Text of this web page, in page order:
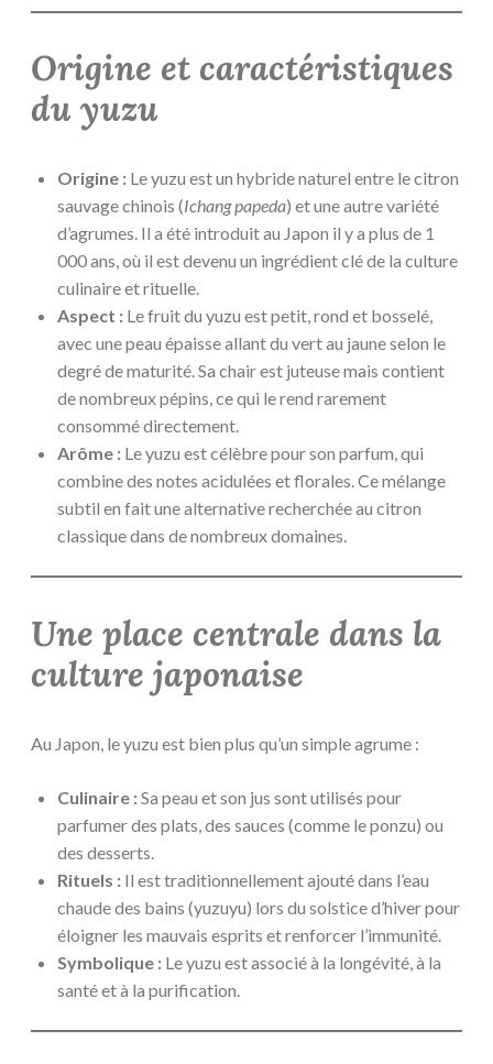
Origine et caractéristiques
du yuzu
Origine : Le yuzu est un hybride naturel entre le citron
sauvage chinois (Ichang papeda) et une autre variété
d’agrumes. Il a été introduit au Japon il y a plus de 1
000 ans, où il est devenu un ingrédient clé de la culture
culinaire et rituelle.
Aspect : Le fruit du yuzu est petit, rond et bosselé,
avec une peau épaisse allant du vert au jaune selon le
degré de maturité. Sa chair est juteuse mais contient
de nombreux pépins, ce qui le rend rarement
consommé directement.
Arôme : Le yuzu est célèbre pour son parfum, qui
combine des notes acidulées et florales. Ce mélange
subtil en fait une alternative recherchée au citron
classique dans de nombreux domaines.
Une place centrale dans la
culture japonaise
Au Japon, le yuzu est bien plus qu’un simple agrume :
Culinaire :Sa peau et son jus sont utilisés pour
parfumer des plats, des sauces (comme le ponzu) ou
des desserts.
Rituels : Il est traditionnellement ajouté dans l’eau
chaude des bains (yuzuyu) lors du solstice d’hiver pour
éloigner les mauvais esprits et renforcer l’immunité.
Symbolique : Le yuzu est associé à la longévité, à la
santé et à la purification.